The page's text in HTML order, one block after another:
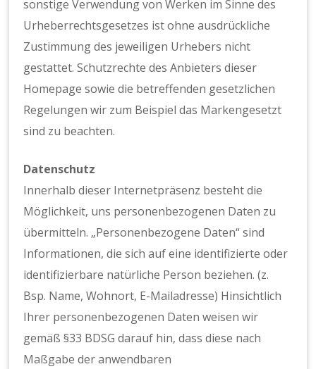
sonstige Verwendung von Werken im Sinne des
Urheberrechtsgesetzes ist ohne ausdrückliche
Zustimmung des jeweiligen Urhebers nicht
gestattet. Schutzrechte des Anbieters dieser
Homepage sowie die betreffenden gesetzlichen
Regelungen wir zum Beispiel das Markengesetzt
sind zu beachten.
Datenschutz
Innerhalb dieser Internetpräsenz besteht die
Möglichkeit, uns personenbezogenen Daten zu
übermitteln. „Personenbezogene Daten“ sind
Informationen, die sich auf eine identifizierte oder
identifizierbare natürliche Person beziehen. (z.
Bsp. Name, Wohnort, E-Mailadresse) Hinsichtlich
Ihrer personenbezogenen Daten weisen wir
gemäß §33 BDSG darauf hin, dass diese nach
Maßgabe der anwendbaren